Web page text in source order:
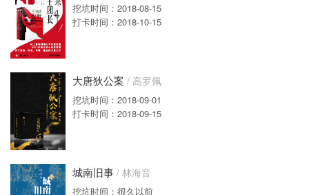
挖坑时间：2018-08-15
打卡时间：2018-10-15
大唐狄公案 / 高罗佩
挖坑时间：2018-09-01
打卡时间：2018-09-15
城南旧事 / 林海音
挖坑时间：很久以前